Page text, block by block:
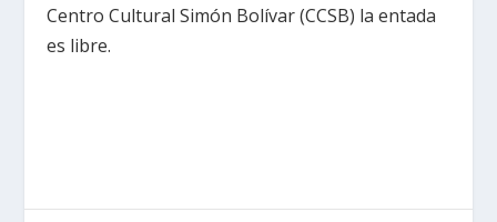
Centro Cultural Simón Bolívar (CCSB) la entada
es libre.